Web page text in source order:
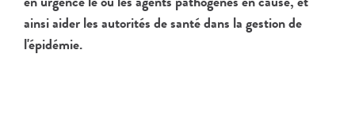
ainsi aider les autorités de santé dans la gestion de
l'épidémie.